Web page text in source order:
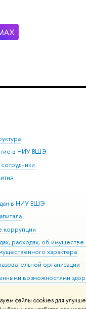
файлы cookies для
в НИУ ВШЭ
в НИУ ВШЭ
коррупции
расходах, об имуществе
характера
организации
возможностями